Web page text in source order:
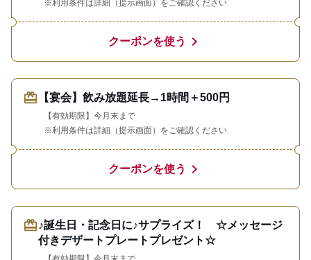
※利用条件は詳細（提示画面）をご確認ください
クーポンを使う chevron_right
redeem 【宴会】飲み放題延長→1時間＋500円
【有効期限】今月末まで
※利用条件は詳細（提示画面）をご確認ください
クーポンを使う chevron_right
redeem♪誕生日・記念日に♪サプライズ！ ☆メッセージ
付きデザートプレートプレゼント☆